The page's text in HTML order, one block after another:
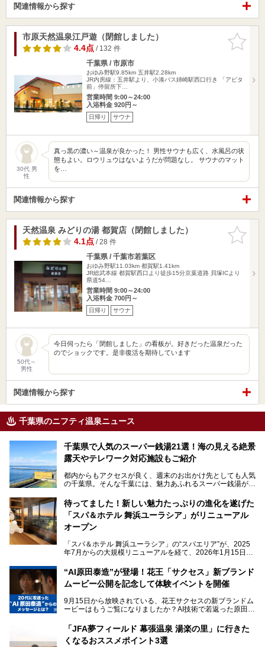
関連情報から探す
お気に入
りに追加
市原天然温泉江戸遊（閉館しました）
4.4点/ 132 件
千葉県 / 市原市
おゆみ野駅9.85km 五井駅2.28km
JR内房線：五井駅より、小湊バス姉崎駅西口行き 「アピタ
前」停留所下…
営業時間 9:00～24:00
入浴料金 920円～
日帰り サウナ
30代 男
性
真っ黒の濃い～温泉が良かった！ 男性サウナも広く、水風呂の状
態もよい。ロウリュウはないようだが問題なし。 サウナのマット
を…
関連情報から探す
お気に入
りに追加
天然温泉 みどりの湯 都賀店（閉館しました）
4.1点/ 28 件
千葉県 / 千葉市若葉区
おゆみ野駅11.03km 都賀駅1.41km
JR総武本線 都賀駅西口より徒歩15分京葉道路 貝塚ICより
県道54…
営業時間 9:00～24:00
入浴料金 700円～
日帰り サウナ
50代～
男性
今日伺ったら「閉館しました」の看板が。好きだった温泉だった
のでショックです。是非復活を期待しています
関連情報から探す
千葉県のニフティ温泉ニュース
千葉県で人気のスーパー銭湯21選！海の見える絶景
露天やテレワーク対応施設もご紹介
都内からもアクセスが良く、週末のお出かけ先としても人気
の千葉県。そんな千葉には、魅力あふれるスーパー銭湯がた
「サウナでしっかりととのいたい」「海が見える絶景で非日
常を味わいたい」「子連れでも気兼ねなく1日過ごした
い」。
そんな多様なニーズに応える施設が揃っているため、その日
の目的に合った施設がきっと見つかるはずです。
さらに最近では、24時間営業で深夜まで滞在できる施設
や、テレワーク・コワーキングスペースを備えた仕事もでき
るスパも増えており、ただの入浴施設にとどまらない進化を
本記事では、人気スーパー銭湯から絶景施設、コワーキング
スペースや休憩スペースが充実した施設、子連れファミリー
向けの施設など、目的に合わせたおすすめの施設を紹介しま
す。
待ってました！新しい魅力たっぷりの進化を遂げた
「スパ＆ホテル 舞浜ユーラシア」がリニューアル
オープン
「スパ＆ホテル 舞浜ユーラシア」の“スパエリア”が、2025
年7月からの大規模リニューアルを経て、2026年1月15日
新設エリアや生まれ変わった浴場・サウナの魅力を、人気キ
ャラクター「ユーラシわん」と一緒にご紹介します。必見の
───
提供元：SPA＆HOTEL舞浜ユーラシア【PR】
です。
“AI原田泰造”が登場！花王「サクセス」新ブランド
ムービー公開を記念して体験イベントを開催
9月15日から放映されている、花王サクセスの新ブランドム
ービーはもうご覧になりましたか？AI技術で若返った原田泰
伝えるムービーです。公開を記念して、スパメッツァおおた
か竜泉寺の湯にて体験イベントを開催。花王サクセスの製品
が無料で試せるチャンスです！
「JFA夢フィールド 幕張温泉 湯楽の里」に行きた
くなるおススメポイント3選